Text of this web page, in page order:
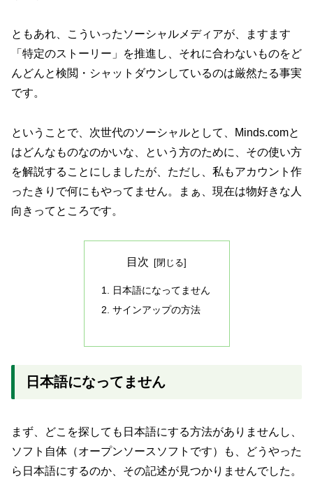
ともあれ、こういったソーシャルメディアが、ますます
「特定のストーリー」を推進し、それに合わないものをど
んどんと検閲・シャットダウンしているのは厳然たる事実
です。
ということで、次世代のソーシャルとして、Minds.comと
はどんなものなのかいな、という方のために、その使い方
を解説することにしましたが、ただし、私もアカウント作
ったきりで何にもやってません。まぁ、現在は物好きな人
向きってところです。
目次
日本語になってません
サインアップの方法
日本語になってません
まず、どこを探しても日本語にする方法がありませんし、
ソフト自体（オープンソースソフトです）も、どうやった
ら日本語にするのか、その記述が見つかりませんでした。